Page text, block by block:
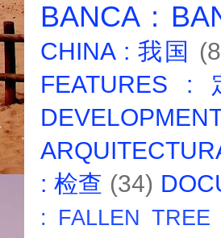
BANCA :
CHINA : 我国
FEATURES
: 检查 (34)
: FALLEN